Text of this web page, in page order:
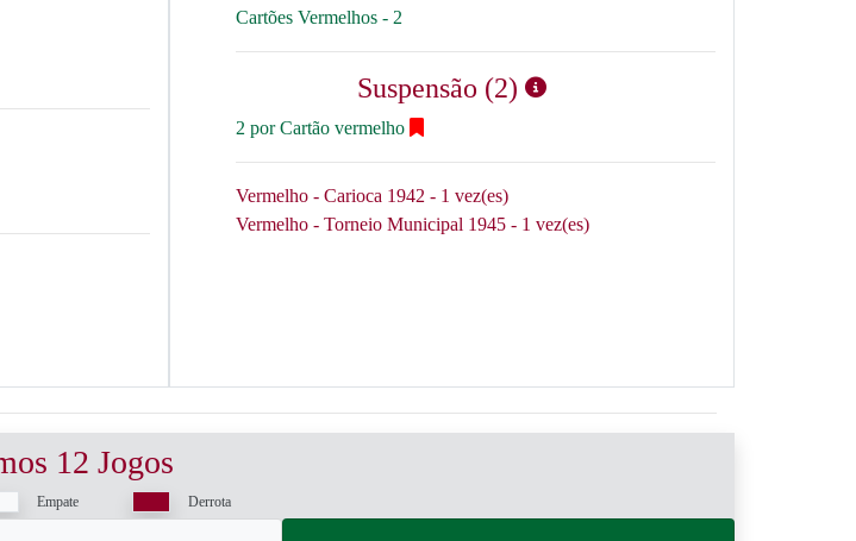
Cartões Vermelhos - 2
Suspensão (2)
2 por Cartão vermelho
Vermelho - Carioca 1942 - 1 vez(es)
Vermelho - Torneio Municipal 1945 - 1 vez(es)
12 Jogos
Empate Derrota